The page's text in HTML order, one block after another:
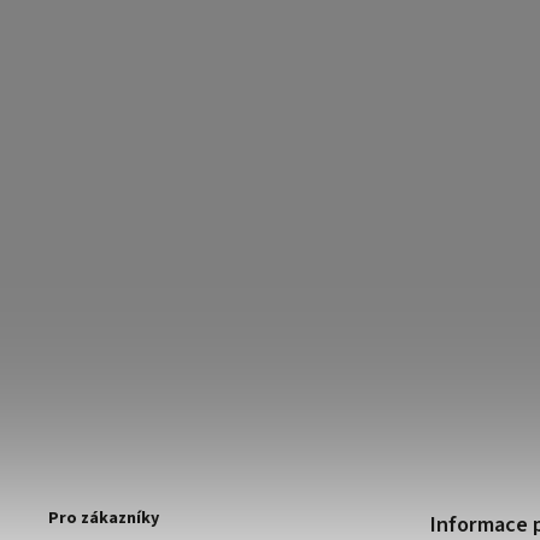
Pro zákazníky Informace